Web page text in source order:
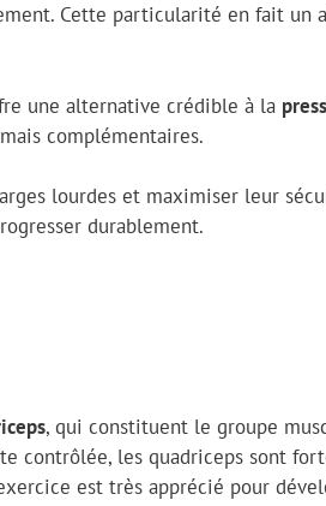
Cette particularité en fait un
une alternative crédible à la
complémentaires.
lourdes et maximiser leur
durablement.
, qui constituent le groupe
contrôlée, les quadriceps sont
est très apprécié pour